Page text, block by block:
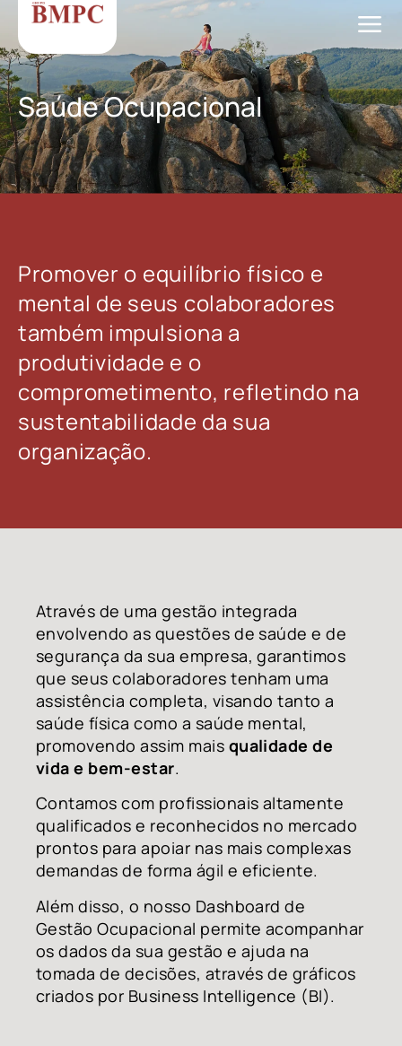
Saúde Ocupacional
Promover o equilíbrio físico e
mental de seus colaboradores
também impulsiona a
produtividade e o
comprometimento, refletindo na
sustentabilidade da sua
organização.
Através de uma gestão integrada
envolvendo as questões de saúde e de
segurança da sua empresa, garantimos
que seus colaboradores tenham uma
assistência completa, visando tanto a
saúde física como a saúde mental,
promovendo assim mais qualidade de
vida e bem-estar.
Contamos com profissionais altamente
qualificados e reconhecidos no mercado
prontos para apoiar nas mais complexas
demandas de forma ágil e eficiente.
Além disso, o nosso Dashboard de
Gestão Ocupacional permite acompanhar
os dados da sua gestão e ajuda na
tomada de decisões, através de gráficos
criados por Business Intelligence (BI).